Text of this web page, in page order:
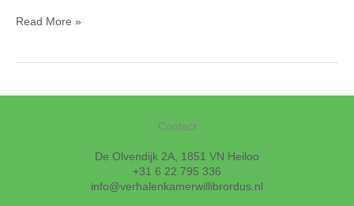
Read More »
Contact
De Olvendijk 2A, 1851 VN Heiloo
+31 6 22 795 336
info@verhalenkamerwillibrordus.nl